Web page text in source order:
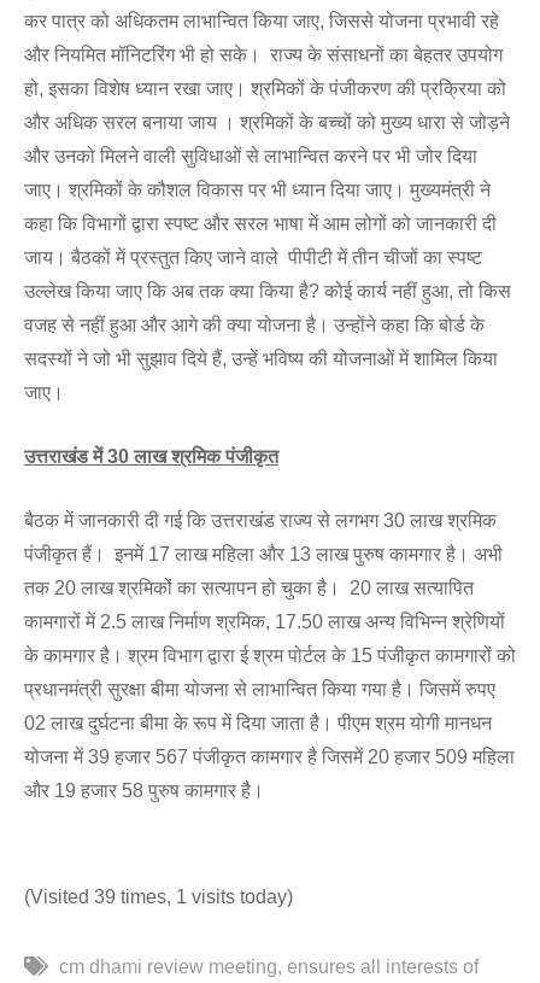
कर पात्र को अधिकतम लाभान्वित किया जाए, जिससे योजना प्रभावी रहे
और नियमित मॉनिटरिंग भी हो सके। राज्य के संसाधनों का बेहतर उपयोग
हो, इसका विशेष ध्यान रखा जाए। श्रमिकों के पंजीकरण की प्रक्रिया को
और अधिक सरल बनाया जाय । श्रमिकों के बच्चों को मुख्य धारा से जोड़ने
और उनको मिलने वाली सुविधाओं से लाभान्वित करने पर भी जोर दिया
जाए। श्रमिकों के कौशल विकास पर भी ध्यान दिया जाए। मुख्यमंत्री ने
कहा कि विभागों द्वारा स्पष्ट और सरल भाषा में आम लोगों को जानकारी दी
जाय। बैठकों में प्रस्तुत किए जाने वाले पीपीटी में तीन चीजों का स्पष्ट
उल्लेख किया जाए कि अब तक क्या किया है? कोई कार्य नहीं हुआ, तो किस
वजह से नहीं हुआ और आगे की क्या योजना है। उन्होंने कहा कि बोर्ड के
सदस्यों ने जो भी सुझाव दिये हैं, उन्हें भविष्य की योजनाओं में शामिल किया
जाए।
उत्तराखंड में 30 लाख श्रमिक पंजीकृत
बैठक में जानकारी दी गई कि उत्तराखंड राज्य से लगभग 30 लाख श्रमिक
पंजीकृत हैं। इनमें 17 लाख महिला और 13 लाख पुरुष कामगार है। अभी
तक 20 लाख श्रमिकों का सत्यापन हो चुका है। 20 लाख सत्यापित
कामगारों में 2.5 लाख निर्माण श्रमिक, 17.50 लाख अन्य विभिन्न श्रेणियों
के कामगार है। श्रम विभाग द्वारा ई श्रम पोर्टल के 15 पंजीकृत कामगारों को
प्रधानमंत्री सुरक्षा बीमा योजना से लाभान्वित किया गया है। जिसमें रुपए
02 लाख दुर्घटना बीमा के रूप में दिया जाता है। पीएम श्रम योगी मानधन
योजना में 39 हजार 567 पंजीकृत कामगार है जिसमें 20 हजार 509 महिला
और 19 हजार 58 पुरुष कामगार है।
(Visited 39 times, 1 visits today)
cm dhami review meeting ensures all interests of